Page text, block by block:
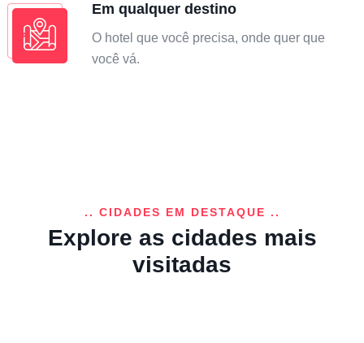
Em qualquer destino
O hotel que você precisa, onde quer que
você vá.
.. CIDADES EM DESTAQUE ..
Explore as cidades mais
visitadas